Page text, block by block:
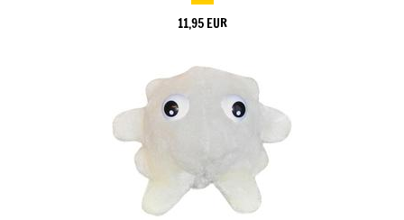
11,95 EUR